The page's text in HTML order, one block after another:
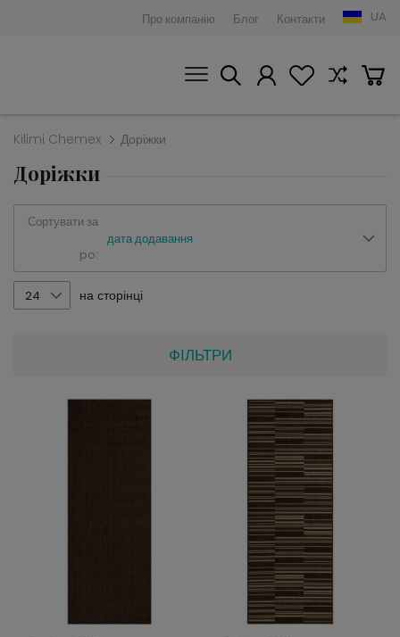
Про компанію Блог Контакти UA
Kilimi Chemex Доріжки
Доріжки
Сортувати за
po:
дата додавання
24 на сторінці
ФІЛЬТРИ